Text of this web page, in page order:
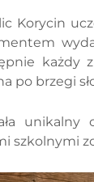
Korycin
każdy
po brzegi
unikalny
szkolnymi